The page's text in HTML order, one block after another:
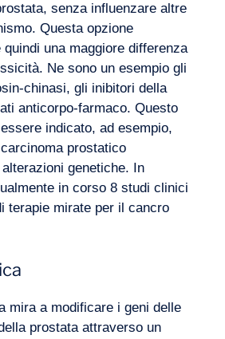
senza influenzare altre
Questa opzione
una maggiore differenza
Ne sono un esempio gli
chinasi, gli inibitori della
anticorpo-farmaco. Questo
indicato, ad esempio,
prostatico
genetiche. In
in corso 8 studi clinici
terapie mirate per il cancro
mira a modificare i geni delle
prostata attraverso un